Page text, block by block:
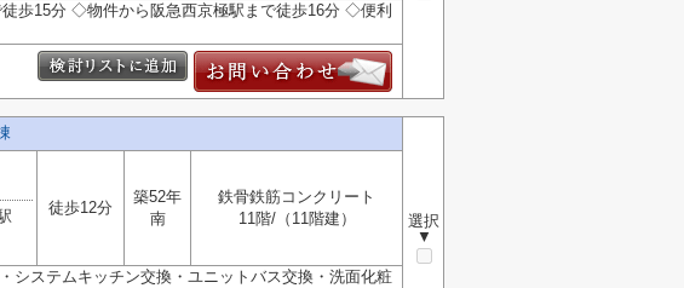
歩15分 ◇物件から阪急西京極駅まで徒歩16分 ◇便利
選択
▼
徒歩12分
築52年
南
鉄骨鉄筋コンクリート
11階/（11階建）
ステムキッチン交換・ユニットバス交換・洗面化粧